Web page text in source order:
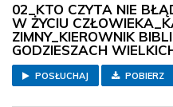
02_KTO CZYTA NIE
W ŻYCIU
ZIMNY_KIEROWNIK
GODZIESZACH
POSŁUCHAJ POBIERZ